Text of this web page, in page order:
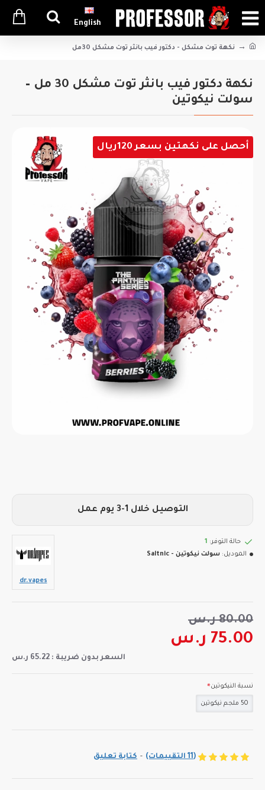
English
نكهة توت مشكل - دكتور فيب بانثر توت مشكل 30مل
نكهة دكتور فيب بانثر توت مشكل 30 مل –
سولت نيكوتين
أحصل على نكهتين بسعر 120ريال
(11 التقييمات) - كتابة تعليق
75.00 ر.س
80.00 ر.س
السعر بدون ضريبة : 65.22 ر.س
حالة التوفر: 1
الموديل: سولت نيكوتين - Saltnic
dr.vapes
نسبة النيكوتين
50 ملجم نيكوتين
التوصيل خلال 1-3 يوم عمل